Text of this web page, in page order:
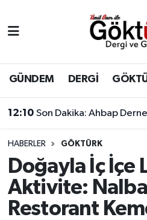
GÜNDEM DERGİ
12:10 Son Dakika: Ahbap
HABERLER GÖKTÜRK
Doğayla İç İçe
Aktivite:
Restorant
BİLİM
DERGİ
DÜNYA
EĞİTİM
EKONOMİ
Eyüpsultan Hava
Eyüpsultan Trafik
Süper Lig Puan Durumu
Tüm Manşetler
Son Dakika Haberleri
Haber Arşivi